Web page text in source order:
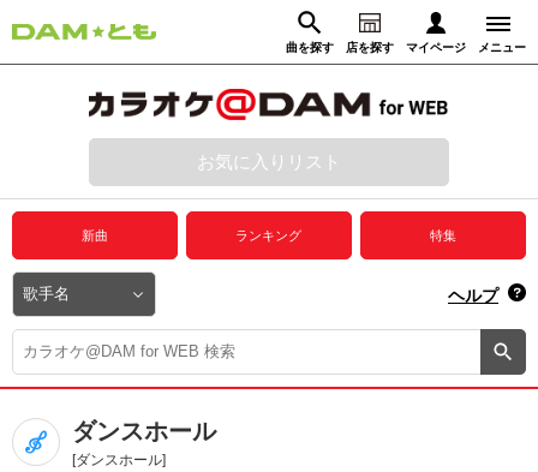
曲を探す 店を探す マイページ メニュー
動画からさがす 録音からさがす
ログイン
プレミアムサービス
DAM★とも動画
DAM★とも録音
カラオケ＠DAM
ユーザー検索
お気に入りリスト
新曲 ランキング 特集
ヘルプ
ダンスホール
[ダンスホール]